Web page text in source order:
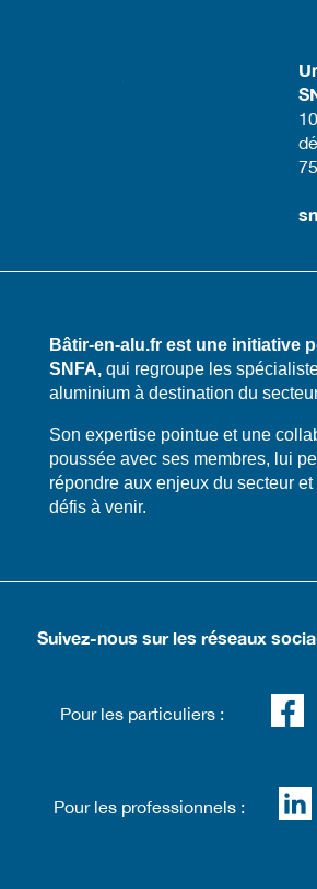
Bâtir-en-alu.fr est une initiative
SNFA,qui regroupe les
aluminium à destination du
​​Son expertise pointue et une
poussée avec ses membres, lui
répondre aux enjeux du secteur et
défis à venir.
Suivez-nous sur les réseaux
Pour les particuliers :
Pour les professionnels :